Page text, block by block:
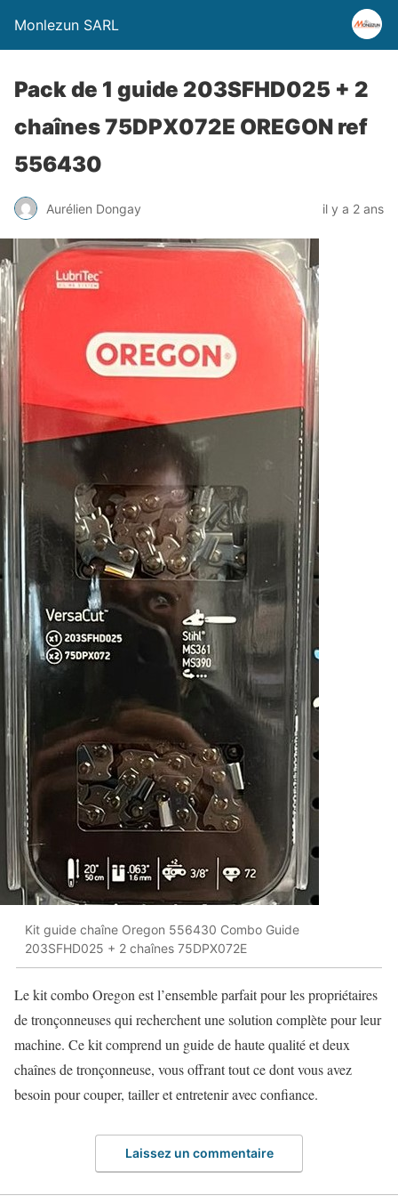
Monlezun SARL
Pack de 1 guide 203SFHD025 + 2
chaînes 75DPX072E OREGON ref
556430
Aurélien Dongay il y a 2 ans
Kit guide chaîne Oregon 556430 Combo Guide
203SFHD025 + 2 chaînes 75DPX072E
Le kit combo Oregon est l’ensemble parfait pour les propriétaires
de tronçonneuses qui recherchent une solution complète pour leur
machine. Ce kit comprend un guide de haute qualité et deux
chaînes de tronçonneuse, vous offrant tout ce dont vous avez
besoin pour couper, tailler et entretenir avec confiance.
Laissez un commentaire